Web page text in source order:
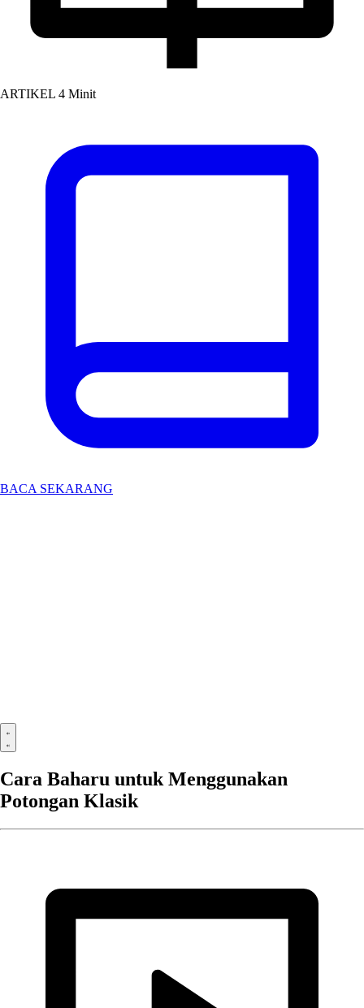
ARTIKEL 4 Minit
BACA SEKARANG
Cara Baharu untuk Menggunakan
Potongan Klasik